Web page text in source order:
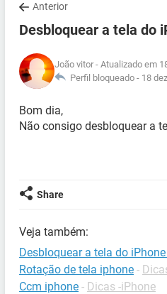
Anterior
Desbloquear a tela do
João vitor - Atualizado em
Perfil bloqueado - 18
Bom dia,
Não consigo desbloquear a
Share
Veja também:
Desbloquear a tela do
Rotação de tela iphone -
Ccm iphone - Dicas -iPhone